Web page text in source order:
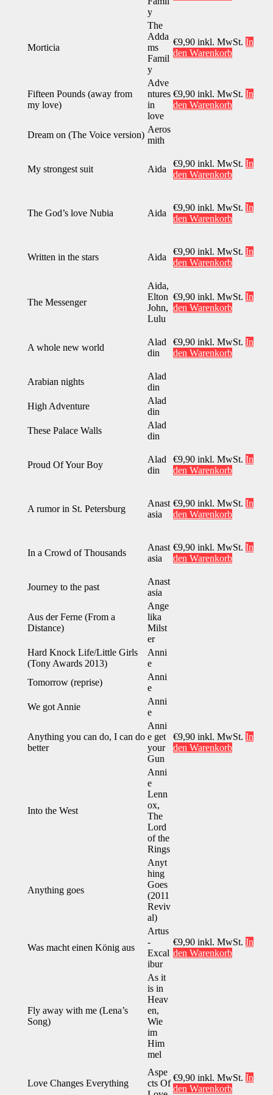
y
Morticia
The
Adda
ms
Famil
y
€9,90 inkl. MwSt. In
den Warenkorb
Fifteen Pounds (away from
my love)
Adve
ntures
in
love
€9,90 inkl. MwSt. In
den Warenkorb
Dream on (The Voice version)
Aeros
mith
My strongest suit Aida
€9,90 inkl. MwSt. In
den Warenkorb
The God’s love Nubia Aida
€9,90 inkl. MwSt. In
den Warenkorb
Written in the stars Aida
€9,90 inkl. MwSt. In
den Warenkorb
The Messenger
Aida,
Elton
John,
Lulu
€9,90 inkl. MwSt. In
den Warenkorb
A whole new world
Alad
din
€9,90 inkl. MwSt. In
den Warenkorb
Arabian nights
Alad
din
High Adventure
Alad
din
These Palace Walls
Alad
din
Proud Of Your Boy
Alad
din
€9,90 inkl. MwSt. In
den Warenkorb
A rumor in St. Petersburg
Anast
asia
€9,90 inkl. MwSt. In
den Warenkorb
In a Crowd of Thousands
Anast
asia
€9,90 inkl. MwSt. In
den Warenkorb
Journey to the past
Anast
asia
Aus der Ferne (From a
Distance)
Ange
lika
Milst
er
Hard Knock Life/Little Girls
(Tony Awards 2013)
Anni
e
Tomorrow (reprise)
Anni
e
We got Annie
Anni
e
Anything you can do, I can do
better
Anni
e get
your
Gun
€9,90 inkl. MwSt. In
den Warenkorb
Into the West
Anni
e
Lenn
ox,
The
Lord
of the
Rings
Anything goes
Anyt
hing
Goes
(2011
Reviv
al)
Was macht einen König aus
Artus
-
Excal
ibur
€9,90 inkl. MwSt. In
den Warenkorb
Fly away with me (Lena’s
Song)
As it
is in
Heav
en,
Wie
im
Him
mel
Love Changes Everything
Aspe
cts Of
€9,90 inkl. MwSt. In
den Warenkorb